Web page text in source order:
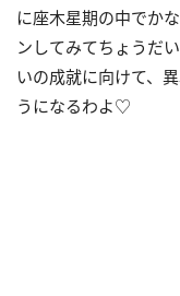
に座木星期の中でか
ンしてみてちょう
いの成就に向けて、
うになるわよ♡